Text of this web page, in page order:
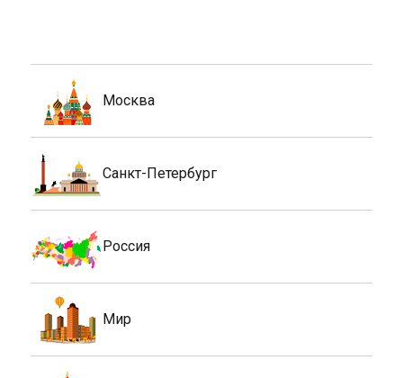
Москва
Санкт-Петербург
Россия
Мир